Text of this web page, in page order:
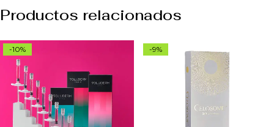
Productos relacionados
-10% -9%